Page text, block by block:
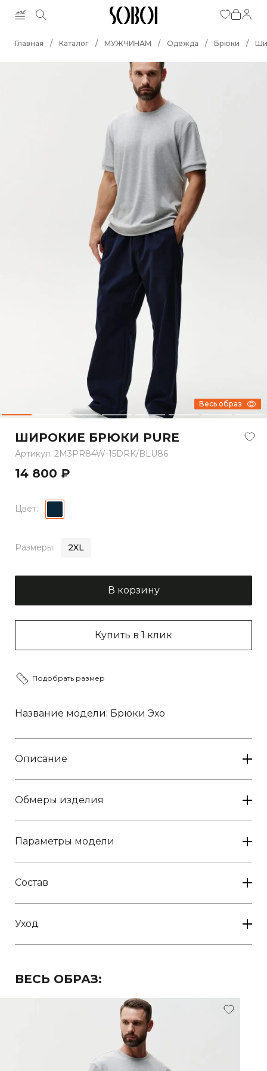
Главная / Каталог / МУЖЧИНАМ / Одежда / Брюки /
Весь образ
ШИРОКИЕ БРЮКИ PURE
Артикул: 2M3PR84W-15DRK/BLU86
14 800 ₽
Цвет:
Размеры: 2XL
В корзину
Купить в 1 клик
Подобрать размер
Название модели: Брюки Эхо
Описание
Обмеры изделия
Параметры модели
Состав
Уход
ВЕСЬ ОБРАЗ: